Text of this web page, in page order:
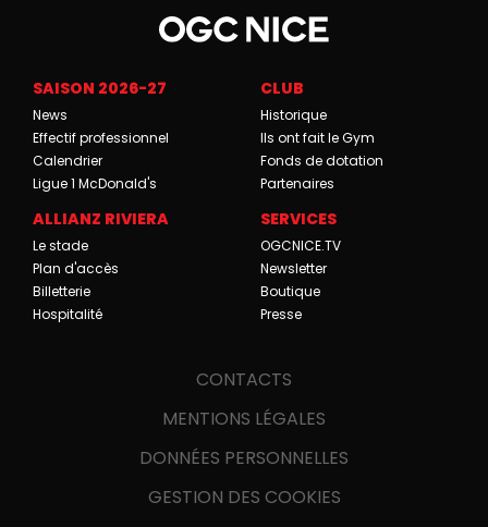
SAISON 2026-27
News
Effectif professionnel
Calendrier
Ligue 1 McDonald's
CLUB
Historique
Ils ont fait le Gym
Fonds de dotation
Partenaires
ALLIANZ RIVIERA
Le stade
Plan d'accès
Billetterie
Hospitalité
SERVICES
OGCNICE.TV
Newsletter
Boutique
Presse
CONTACTS
MENTIONS LÉGALES
DONNÉES PERSONNELLES
GESTION DES COOKIES